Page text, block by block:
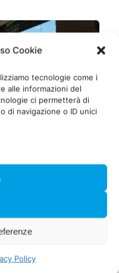
Cookie
tecnologie come i
alle informazioni del
ci permetterà di
di navigazione o ID unici
Policy